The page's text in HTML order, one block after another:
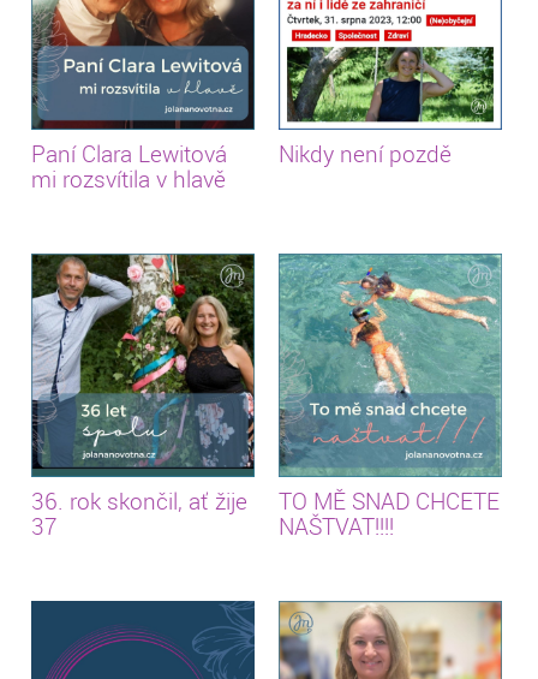
Paní Clara Lewitová
mi rozsvítila v hlavě
Nikdy není pozdě
36. rok skončil, ať žije
37
TO MĚ SNAD CHCETE
NAŠTVAT!!!!